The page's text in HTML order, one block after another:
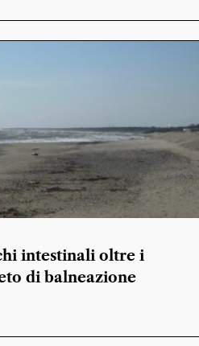
intestinali oltre i
di balneazione